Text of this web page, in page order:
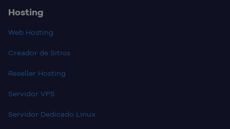
Hosting
Web Hosting
Creador de Sitios
Reseller Hosting
Servidor VPS
Servidor Dedicado Linux